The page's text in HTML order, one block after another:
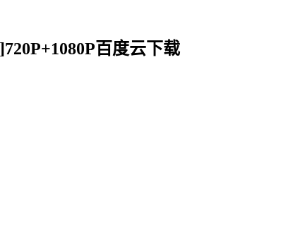
百度云下载